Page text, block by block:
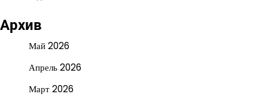
Архив
Май 2026
Апрель 2026
Март 2026